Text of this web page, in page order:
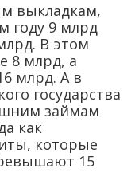
выкладкам,
году 9 млрд
В этом
8 млрд, а
млрд. А в
государства
займам
как
которые
15